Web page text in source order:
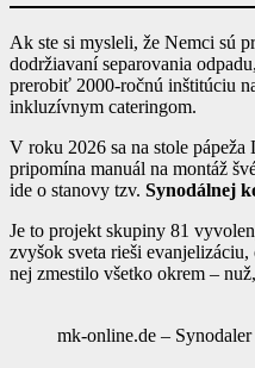
Ak ste si mysleli, že Nemci sú
dodržiavaní separovania
prerobiť 2000-ročnú inštitúciu
inkluzívnym cateringom.
V roku 2026 sa na stole
pripomína manuál na montáž
ide o stanovy tzv. Synodálnej
Je to projekt skupiny 81
zvyšok sveta rieši
nej zmestilo všetko okrem –
mk-online.de –